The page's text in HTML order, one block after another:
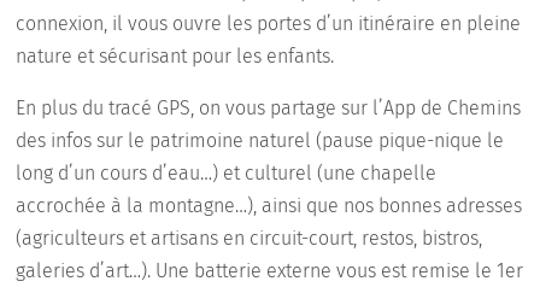
connexion, il vous ouvre les portes d’un itinéraire en pleine
nature et sécurisant pour les enfants.
En plus du tracé GPS, on vous partage sur l’App de Chemins
des infos sur le patrimoine naturel (pause pique-nique le
long d’un cours d’eau…) et culturel (une chapelle
accrochée à la montagne…), ainsi que nos bonnes adresses
(agriculteurs et artisans en circuit-court, restos, bistros,
galeries d’art…). Une batterie externe vous est remise le 1er